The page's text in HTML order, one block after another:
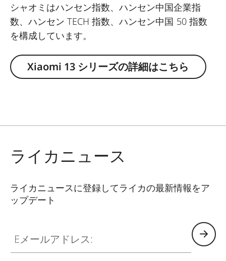
シャオミはハンセン指数、ハンセン中国企業指
数、ハンセン TECH 指数、ハンセン中国 50 指数
を構成しています。
Xiaomi 13 シリーズの詳細はこちら
ライカニュース
ライカニュースに登録してライカの最新情報をア
ップデート